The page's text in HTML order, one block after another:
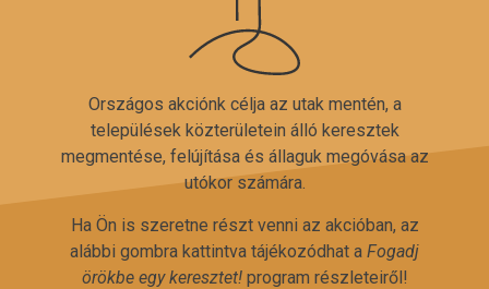
Országos akciónk célja az utak mentén, a
települések közterületein álló keresztek
megmentése, felújítása és állaguk megóvása az
utókor számára.
Ha Ön is szeretne részt venni az akcióban, az
alábbi gombra kattintva tájékozódhat a Fogadj
örökbe egy keresztet!program részleteiről!